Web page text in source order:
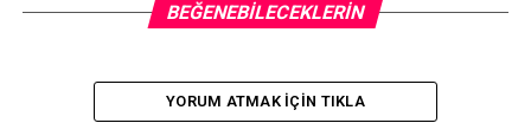
BEĞENEBILECEKLERIN
YORUM ATMAK IÇIN TIKLA